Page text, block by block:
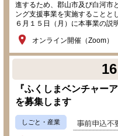
進するため、郡山市及び白河市
ング支援事業を実施することと
６月１５日（月）に本事業の説
オンライン開催（Zoom）
16
『ふくしまベンチャー
を募集します
しごと・産業